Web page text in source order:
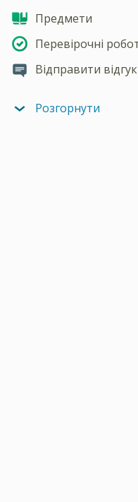
Предмети
Перевірочні
Відправити відгук
Розгорнути